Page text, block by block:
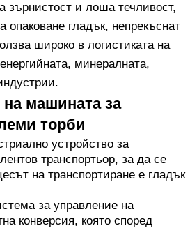
зърнистост и лоша течливост,
опаковане гладък, непрекъснат
широко в логистиката на
минералната,
на машината за
торби
устройство за
транспортьор, за да се
на транспортиране е гладък
за управление на
конверсия, която според